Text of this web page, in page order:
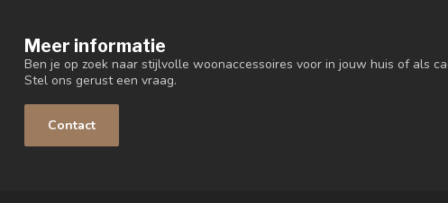
Meer informatie
Ben je op zoek naar stijlvolle woonaccessoires voor in jouw huis of als
Stel ons gerust een vraag.
Contact